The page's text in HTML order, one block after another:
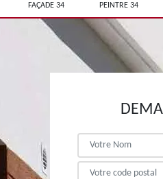
FAÇADE 34
PEINTRE 34